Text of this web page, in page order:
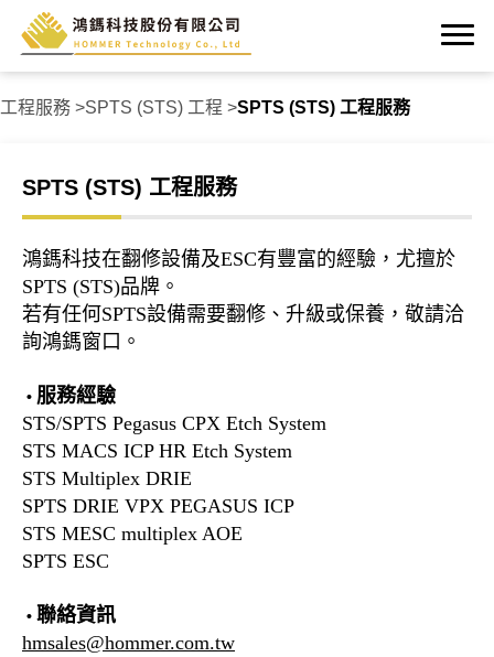
工程服務 SPTS (STS) 工程 SPTS (STS) 工程服務
SPTS (STS) 工程服務
鴻鎷科技在翻修設備及ESC有豐富的經驗，尤擅於
SPTS (STS)品牌。
若有任何SPTS設備需要翻修、升級或保養，敬請洽
詢鴻鎷窗口。
• 服務經驗
STS/SPTS Pegasus CPX Etch System
STS MACS ICP HR Etch System
STS Multiplex DRIE
SPTS DRIE VPX PEGASUS ICP
STS MESC multiplex AOE
SPTS ESC
• 聯絡資訊
hmsales@hommer.com.tw